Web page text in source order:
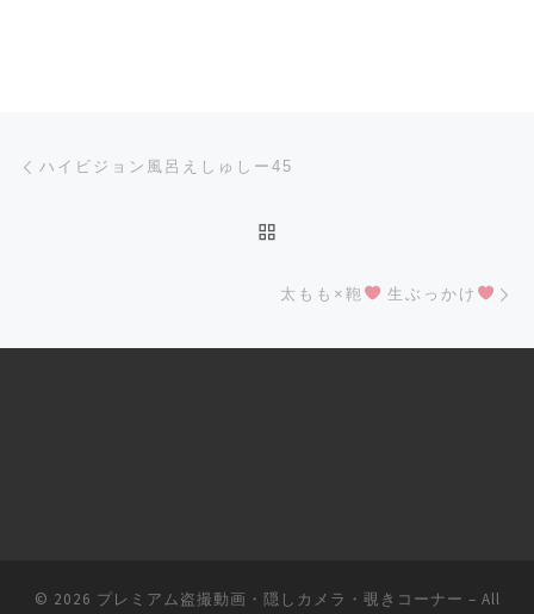
Post navigation
ハイビジョン風呂えしゅしー45
太もも×鞄 生ぶっかけ
© 2026 プレミアム盗撮動画・隠しカメラ・覗きコーナー – All